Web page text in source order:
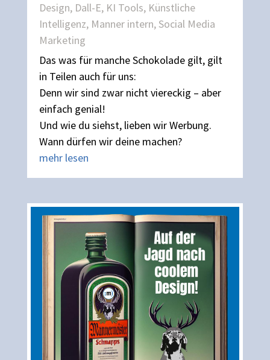
Design, Dall-E, KI Tools, Künstliche
Intelligenz, Manner intern,Social Media
Marketing
Das was für manche Schokolade gilt, gilt
in Teilen auch für uns:
Denn wir sind zwar nicht viereckig – aber
einfach genial!
Und wie du siehst, lieben wir Werbung.
Wann dürfen wir deine machen?
mehr lesen